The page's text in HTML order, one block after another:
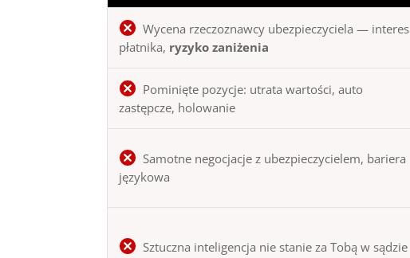
Wycena rzeczoznawcy ubezpieczyciela — interes
płatnika, ryzyko zaniżenia
Pominięte pozycje: utrata wartości, auto
zastępcze, holowanie
Samotne negocjacje z ubezpieczycielem, bariera
językowa
Sztuczna inteligencja nie stanie za Tobą w sądzie